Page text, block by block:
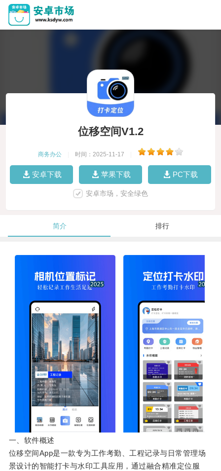
位移空间V1.2
商务办公 时间：2025-11-17
安卓下载 苹果下载 PC下载
安卓市场，安全绿色
简介 排行
一、软件概述
位移空间App是一款专为工作考勤、工程记录与日常管理场
景设计的智能打卡与水印工具应用，通过融合精准定位服